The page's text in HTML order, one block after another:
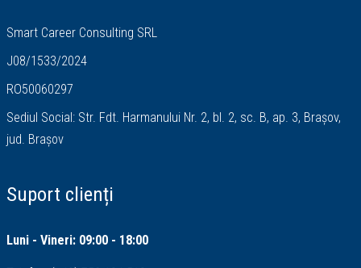
Smart Career Consulting SRL
J08/1533/2024
RO50060297
Sediul Social: Str. Fdt. Harmanului Nr. 2, bl. 2, sc. B, ap. 3, Brașov,
jud. Brașov
Suport clienți
Luni - Vineri: 09:00 - 18:00